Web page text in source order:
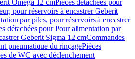
Omega 12 cmPièces détachées pour
pour réservoirs à encastrer Geberit
par piles, pour réservoirs à encastrer
détachées pour Pour alimentation par
Geberit Sigma 12 cmCommandes
pneumatique du rinçagePièces
de WC avec déclenchement